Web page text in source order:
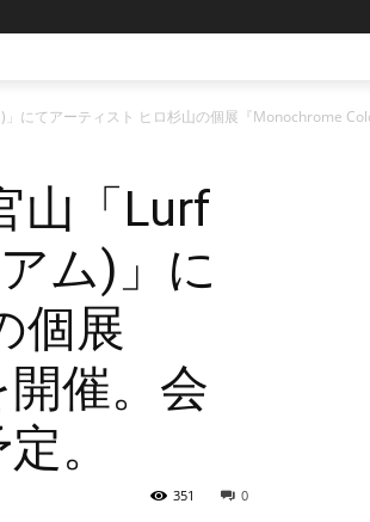
にてアーティスト ヒロ杉山の個展『Monochrome
山「Lurf
ム)」に
個展
開催。会
。
0
351